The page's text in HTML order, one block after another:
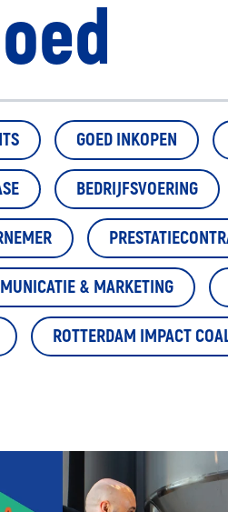
GOED INKOPEN
BEDRIJFSVOERING
& MARKETING
ROTTERDAM IMPACT